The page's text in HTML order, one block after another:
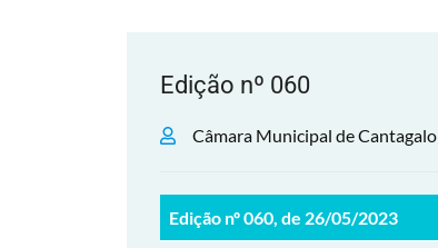
Edição nº 060
Câmara Municipal de Cantagalo
Edição nº 060, de 26/05/2023